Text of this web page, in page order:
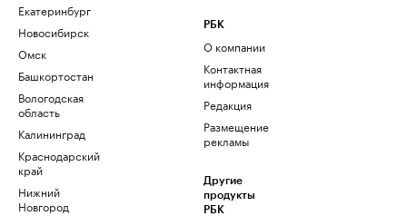
Екатеринбург
Новосибирск
Омск
Башкортостан
Вологодская
область
Калининград
Краснодарский
край
Нижний
Новгород
РБК
О компании
Контактная
информация
Редакция
Размещение
рекламы
Другие
продукты
РБК